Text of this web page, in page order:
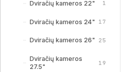
Dviračių kameros 22" 1
Dviračių kameros 24" 17
Dviračių kameros 26" 25
Dviračių kameros
27.5"
19